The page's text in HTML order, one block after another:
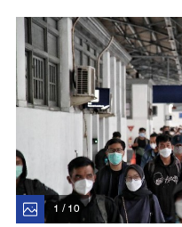
1 / 10